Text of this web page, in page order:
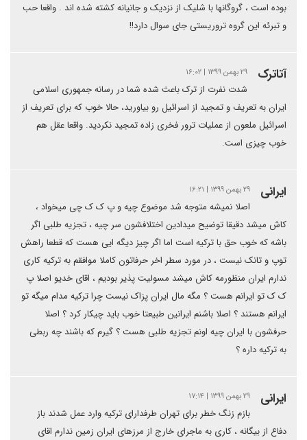
بوده است ، گروگانها با شلیک از نزدیک و جانیانه کشته شده اند . واقعا حب
و تبرئه این گروه تروریستی جای سوال دارد!!
آتاترک ۲۹ بهمن ۱۳۹۹ | ۱۶:۰۲
شدت نفرت از ترک باعث شده شما در رسانه جمهوری اسلامی
ایران به تعریف و تمجید از اسرائیل رو بیاورید، حالا خوب که برای تعریف از
اسرائیل ملعون از عملیات ترور فخری زاده تمجید نکردید. واقعا عقل هم
خوب چیزی است.
ایرانی ۲۹ بهمن ۱۳۹۹ | ۱۶:۲۱
اصلا نمیشه متوجه شد موضوع چیه و پ ک ک چی میخواد ،
کاش میشد دقیقا توضیح میدادین اختلافشون سر چیه ، تجزیه طلبی اگر
باشه که خوب حق با ترکیه است اما اگر چیز دیگه ایی هست که قطعا راهش
توپ و تانک نیست ، در مورد سطر اخر حرفاتون کاملا موافقم به ترکیه کاری
ندارم ایران منظورمه کاش میشد مسولیت پذیر بودیم ، اقای خدیو اصلا پ
ک ک تو ایرانم هست ؟ مگه مال ایران پزاک نیست چرا ترکیه مدام میگه تو
ایرانم هستند ؟ اصلا باشنم ایرانین طبیعتا خوب باید چیکار کرد ؟ اصلا
حرفشون با ایران چیه اونم تجزیه طلبی هست ؟ گیرم که باشند چه ربطی
به ترکیه داره ؟
ایرانی ۲۹ بهمن ۱۳۹۹ | ۱۷:۱۴
بازم زنگ خطر برای تهران طرفدارای ترکیه وارد عمل شدند باز
دفاع از بیگانه ، کاری به ماجرای خارج از مرزهای ایران زمین ندارم اقای